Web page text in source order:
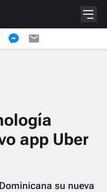
app Uber
su nueva